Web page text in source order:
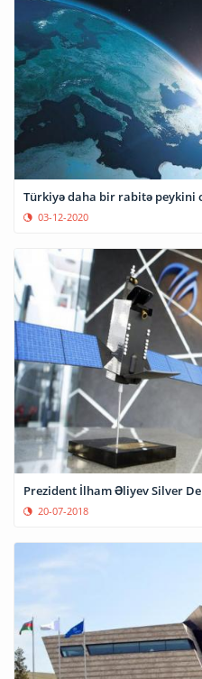
Türkiyə daha bir rabitə peykini
03-12-2020
Prezident İlham Əliyev Silver
20-07-2018